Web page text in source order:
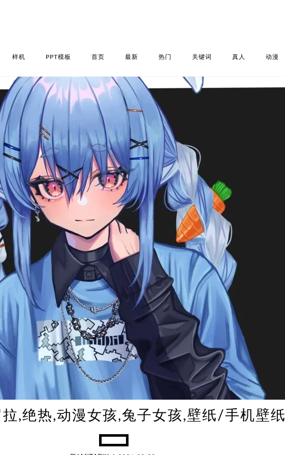
样机 PPT模板 首页 最新 热门 关键词 真人 动漫
,绝热,动漫女孩,兔子女孩,壁纸/手机壁纸